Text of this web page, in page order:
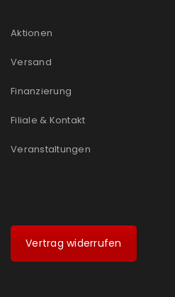
Aktionen
Versand
Finanzierung
Filiale & Kontakt
Veranstaltungen
Vertrag widerrufen